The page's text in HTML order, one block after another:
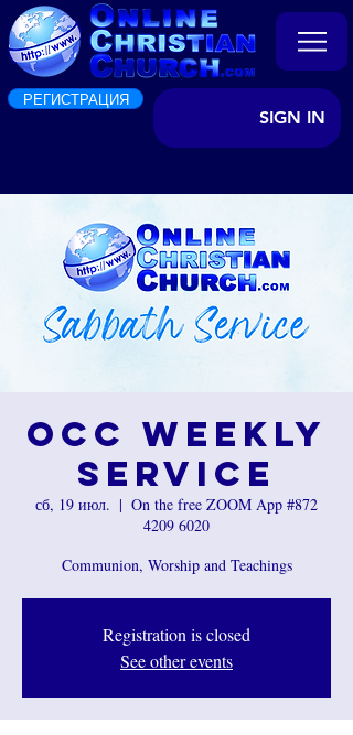
РЕГИСТРАЦИЯ
SIGN IN
OCC Weekly
Service
сб, 19 июл.
  |
On the free ZOOM App #872
4209 6020
Communion, Worship and Teachings
Registration is closed
See other events